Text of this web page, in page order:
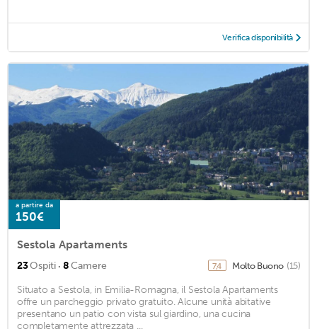
Verifica disponibilità
a partire da
150€
Sestola Apartaments
23Ospiti · 8Camere 7,4 Molto Buono (15)
Situato a Sestola, in Emilia-Romagna, il Sestola Apartaments
offre un parcheggio privato gratuito. Alcune unità abitative
presentano un patio con vista sul giardino, una cucina
completamente attrezzata ...